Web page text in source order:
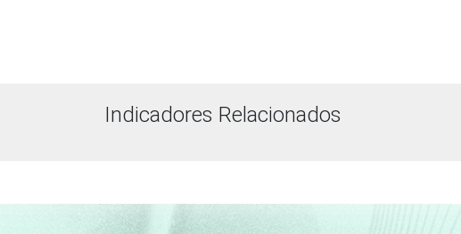
Indicadores Relacionados